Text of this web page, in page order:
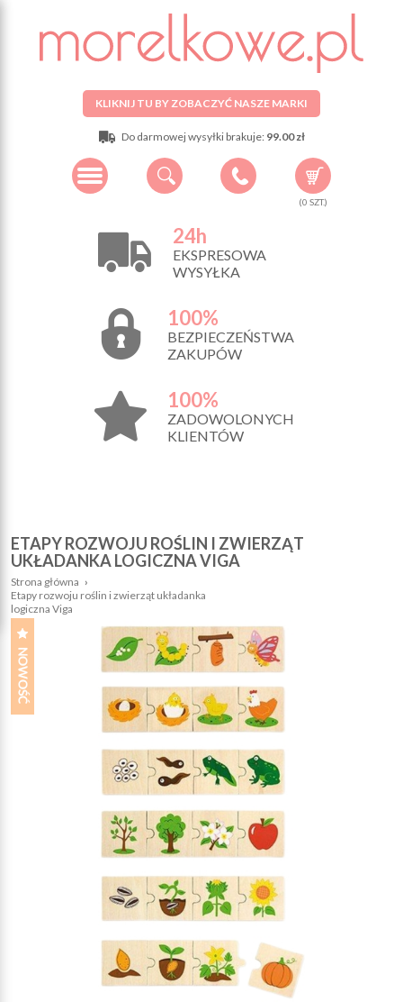
KLIKNIJ TU BY ZOBACZYĆ NASZE MARKI
Do darmowej wysyłki brakuje: 99.00 zł
(0 SZT.)
24h
EKSPRESOWA
WYSYŁKA
100%
BEZPIECZEŃSTWA
ZAKUPÓW
100%
ZADOWOLONYCH
KLIENTÓW
ETAPY ROZWOJU ROŚLIN I ZWIERZĄT
UKŁADANKA LOGICZNA VIGA
Strona główna ›
Etapy rozwoju roślin i zwierząt układanka
logiczna Viga